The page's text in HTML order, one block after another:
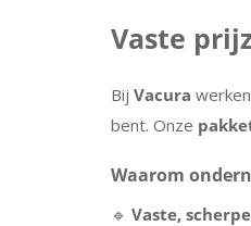
Vaste
Bij Vacura
bent. Onze
Waarom
🔹 Vaste,